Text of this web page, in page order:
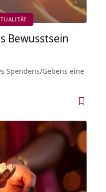
Bewusstsein
Spendens/Gebens eine